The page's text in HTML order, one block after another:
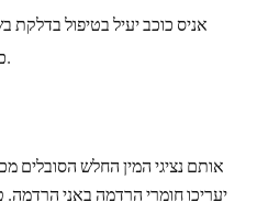
אניס כוכב יעיל בטיפול
כתוצאה מזיהומים חיידקיים.
אותם נציגי המין החלש הסובלים
יעריכו חומרי הרדמה באני הרדמה.